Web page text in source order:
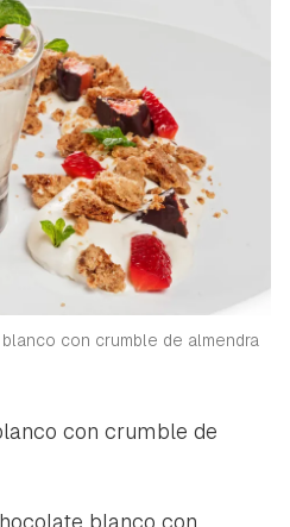
con crumble de almendra
con crumble de